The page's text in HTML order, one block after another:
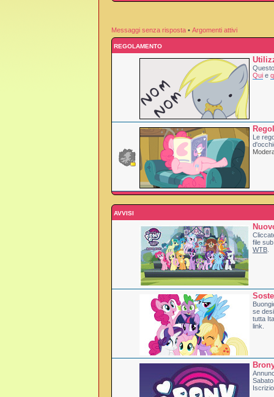
Messaggi senza risposta • Argomenti attivi
REGOLAMENTO
Qui e
Le
AVVISI
file
WTB
se
tutta
link.